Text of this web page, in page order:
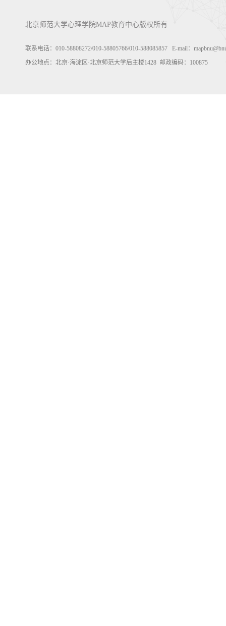
北京师范大学心理学院MAP教育中心版权所有
联系电话：010-58808272/010-58805766/010-588085857 E-mail：
办公地点：北京·海淀区·北京师范大学后主楼1428 邮政编码：100875